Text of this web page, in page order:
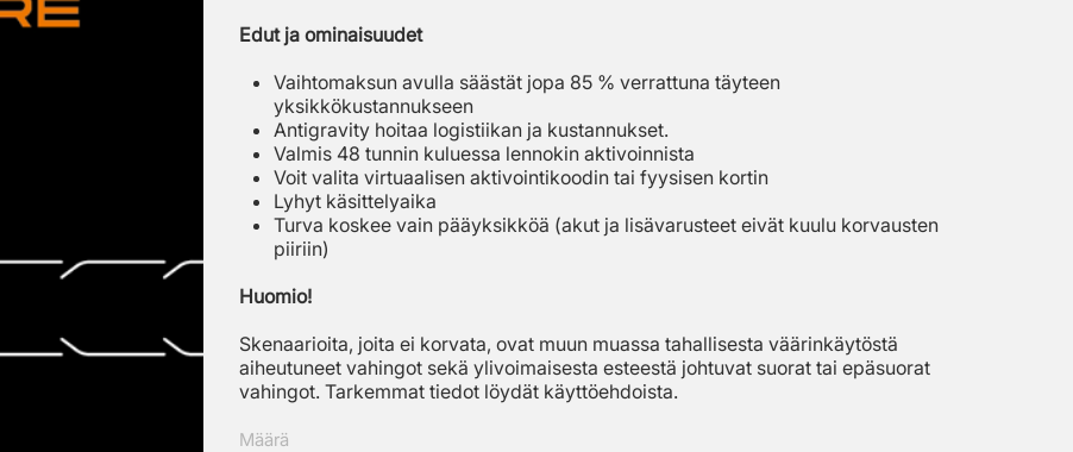
Edut ja ominaisuudet
Vaihtomaksun avulla säästät jopa 85 % verrattuna täyteen
yksikkökustannukseen
Antigravity hoitaa logistiikan ja kustannukset.
Valmis 48 tunnin kuluessa lennokin aktivoinnista
Voit valita virtuaalisen aktivointikoodin tai fyysisen kortin
Lyhyt käsittelyaika
Turva koskee vain pääyksikköä (akut ja lisävarusteet eivät kuulu korvausten
piiriin)
Huomio!
Skenaarioita, joita ei korvata, ovat muun muassa tahallisesta väärinkäytöstä
aiheutuneet vahingot sekä ylivoimaisesta esteestä johtuvat suorat tai epäsuorat
vahingot. Tarkemmat tiedot löydät käyttöehdoista.
Määrä